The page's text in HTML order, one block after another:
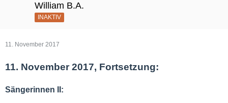
William B.A.
INAKTIV
11. November 2017
11. November 2017, Fortsetzung:
Sängerinnen II: